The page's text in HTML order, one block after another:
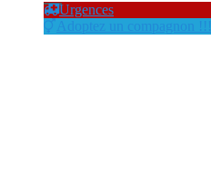
Urgences
Adoptez un compagnon !!!